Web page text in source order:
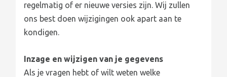
regelmatig of er nieuwe versies zijn. Wij zullen
ons best doen wijzigingen ook apart aan te
kondigen.
Inzage en wijzigen van je gegevens
Als je vragen hebt of wilt weten welke